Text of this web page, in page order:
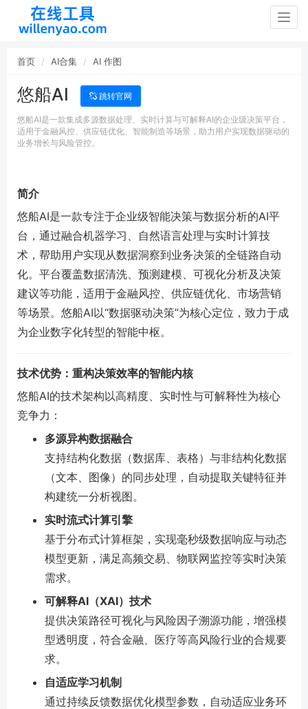
首页 AI合集 AI 作图
悠船AI 跳转官网
悠船AI是一款集成多源数据处理、实时计算与可解释AI的企业级决策平台，
适用于金融风控、供应链优化、智能制造等场景，助力用户实现数据驱动的
业务增长与风险管控。
简介
悠船AI是一款专注于企业级智能决策与数据分析的AI平
台，通过融合机器学习、自然语言处理与实时计算技
术，帮助用户实现从数据洞察到业务决策的全链路自动
化。平台覆盖数据清洗、预测建模、可视化分析及决策
建议等功能，适用于金融风控、供应链优化、市场营销
等场景。悠船AI以“数据驱动决策”为核心定位，致力于成
为企业数字化转型的智能中枢。
技术优势：重构决策效率的智能内核
悠船AI的技术架构以高精度、实时性与可解释性为核心
竞争力：
多源异构数据融合
支持结构化数据（数据库、表格）与非结构化数据
（文本、图像）的同步处理，自动提取关键特征并
构建统一分析视图。
实时流式计算引擎
基于分布式计算框架，实现毫秒级数据响应与动态
模型更新，满足高频交易、物联网监控等实时决策
需求。
可解释AI（XAI）技术
提供决策路径可视化与风险因子溯源功能，增强模
型透明度，符合金融、医疗等高风险行业的合规要
求。
自适应学习机制
通过持续反馈数据优化模型参数，自动适应业务环